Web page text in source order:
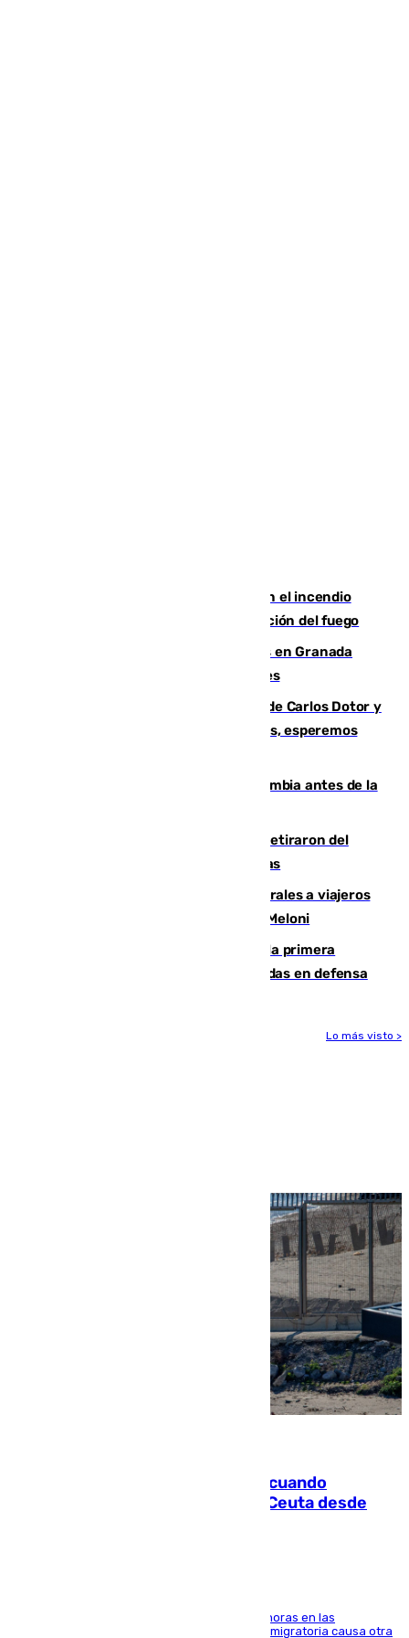
Activado el nivel 2 de emergencia en el incendio
forestal de Niebla por la compleja evolución del fuego
Controlado un incendio de rastrojos en Granada
junto a la autovía y al Callejón de Nogales
Juanfran Funes, sobre las lesiones de Carlos Dotor y
Fernando Calero: “Estamos preocupados, esperemos
Felipe VI refuerza los lazos con Colombia antes de la
Fernando Calero y Carlos Dotor se retiraron del
encuentro contra el Ceuta con molestias
España restablece controles temporales a viajeros
procedentes de Italia como repuesta a Meloni
El Málaga cae ante el Ceuta y suma la primera
derrota de la pretemporada dejando dudas en defensa
Lo más visto >
Fallece un joven tras caer al mar cuando
intentaba entrar en parapente a Ceuta desde
El accidente se produjo alrededor de las 8.00 horas en las
inmediaciones del espigón de Benzú y la crisis migratoria causa otra